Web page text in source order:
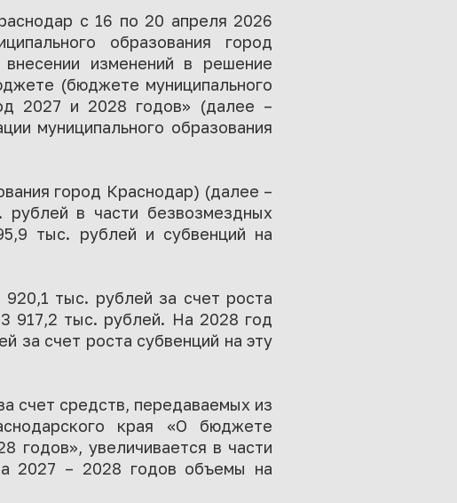
с 16 по 20 апреля 2026
образования город
изменений в решение
(бюджете муниципального
2027 и 2028 годов» (далее –
муниципального образования
город Краснодар) (далее –
в части безвозмездных
тыс. рублей и субвенций на
тыс. рублей за счет роста
917,2 тыс. рублей. На 2028 год
за счет роста субвенций на эту
счет средств, передаваемых из
края «О бюджете
годов», увеличивается в части
2027 – 2028 годов объемы на